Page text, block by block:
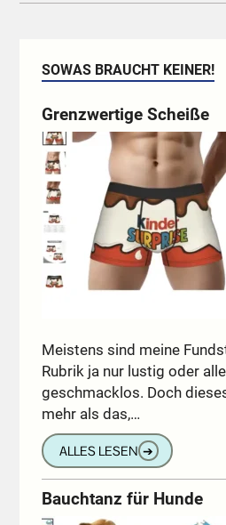
SOWAS BRAUCHT KEINER!
Grenzwertige Scheiße
Meistens sind meine
Rubrik ja nur lustig oder
geschmacklos. Doch
mehr als das,…
ALLES LESEN ➔
Bauchtanz für Hunde